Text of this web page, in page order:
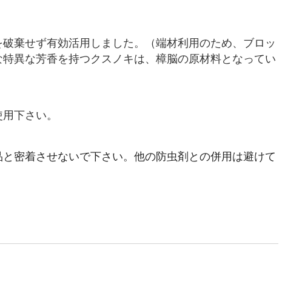
破棄せず有効活用しました 。（端材利用のため、 ブロッ
特異な芳香を持つクスノキは、樟脳の原材料と なってい
下さ い。
と密着させないで下さい。 他の防虫剤との併用は避けて